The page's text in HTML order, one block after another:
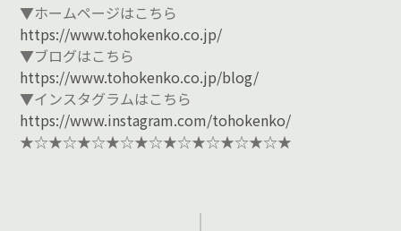
▼ホームページはこちら
https://www.tohokenko.co.jp/
▼ブログはこちら
https://www.tohokenko.co.jp/blog/
▼インスタグラムはこちら
https://www.instagram.com/tohokenko/
★☆★☆★☆★☆★☆★☆★☆★☆★☆★